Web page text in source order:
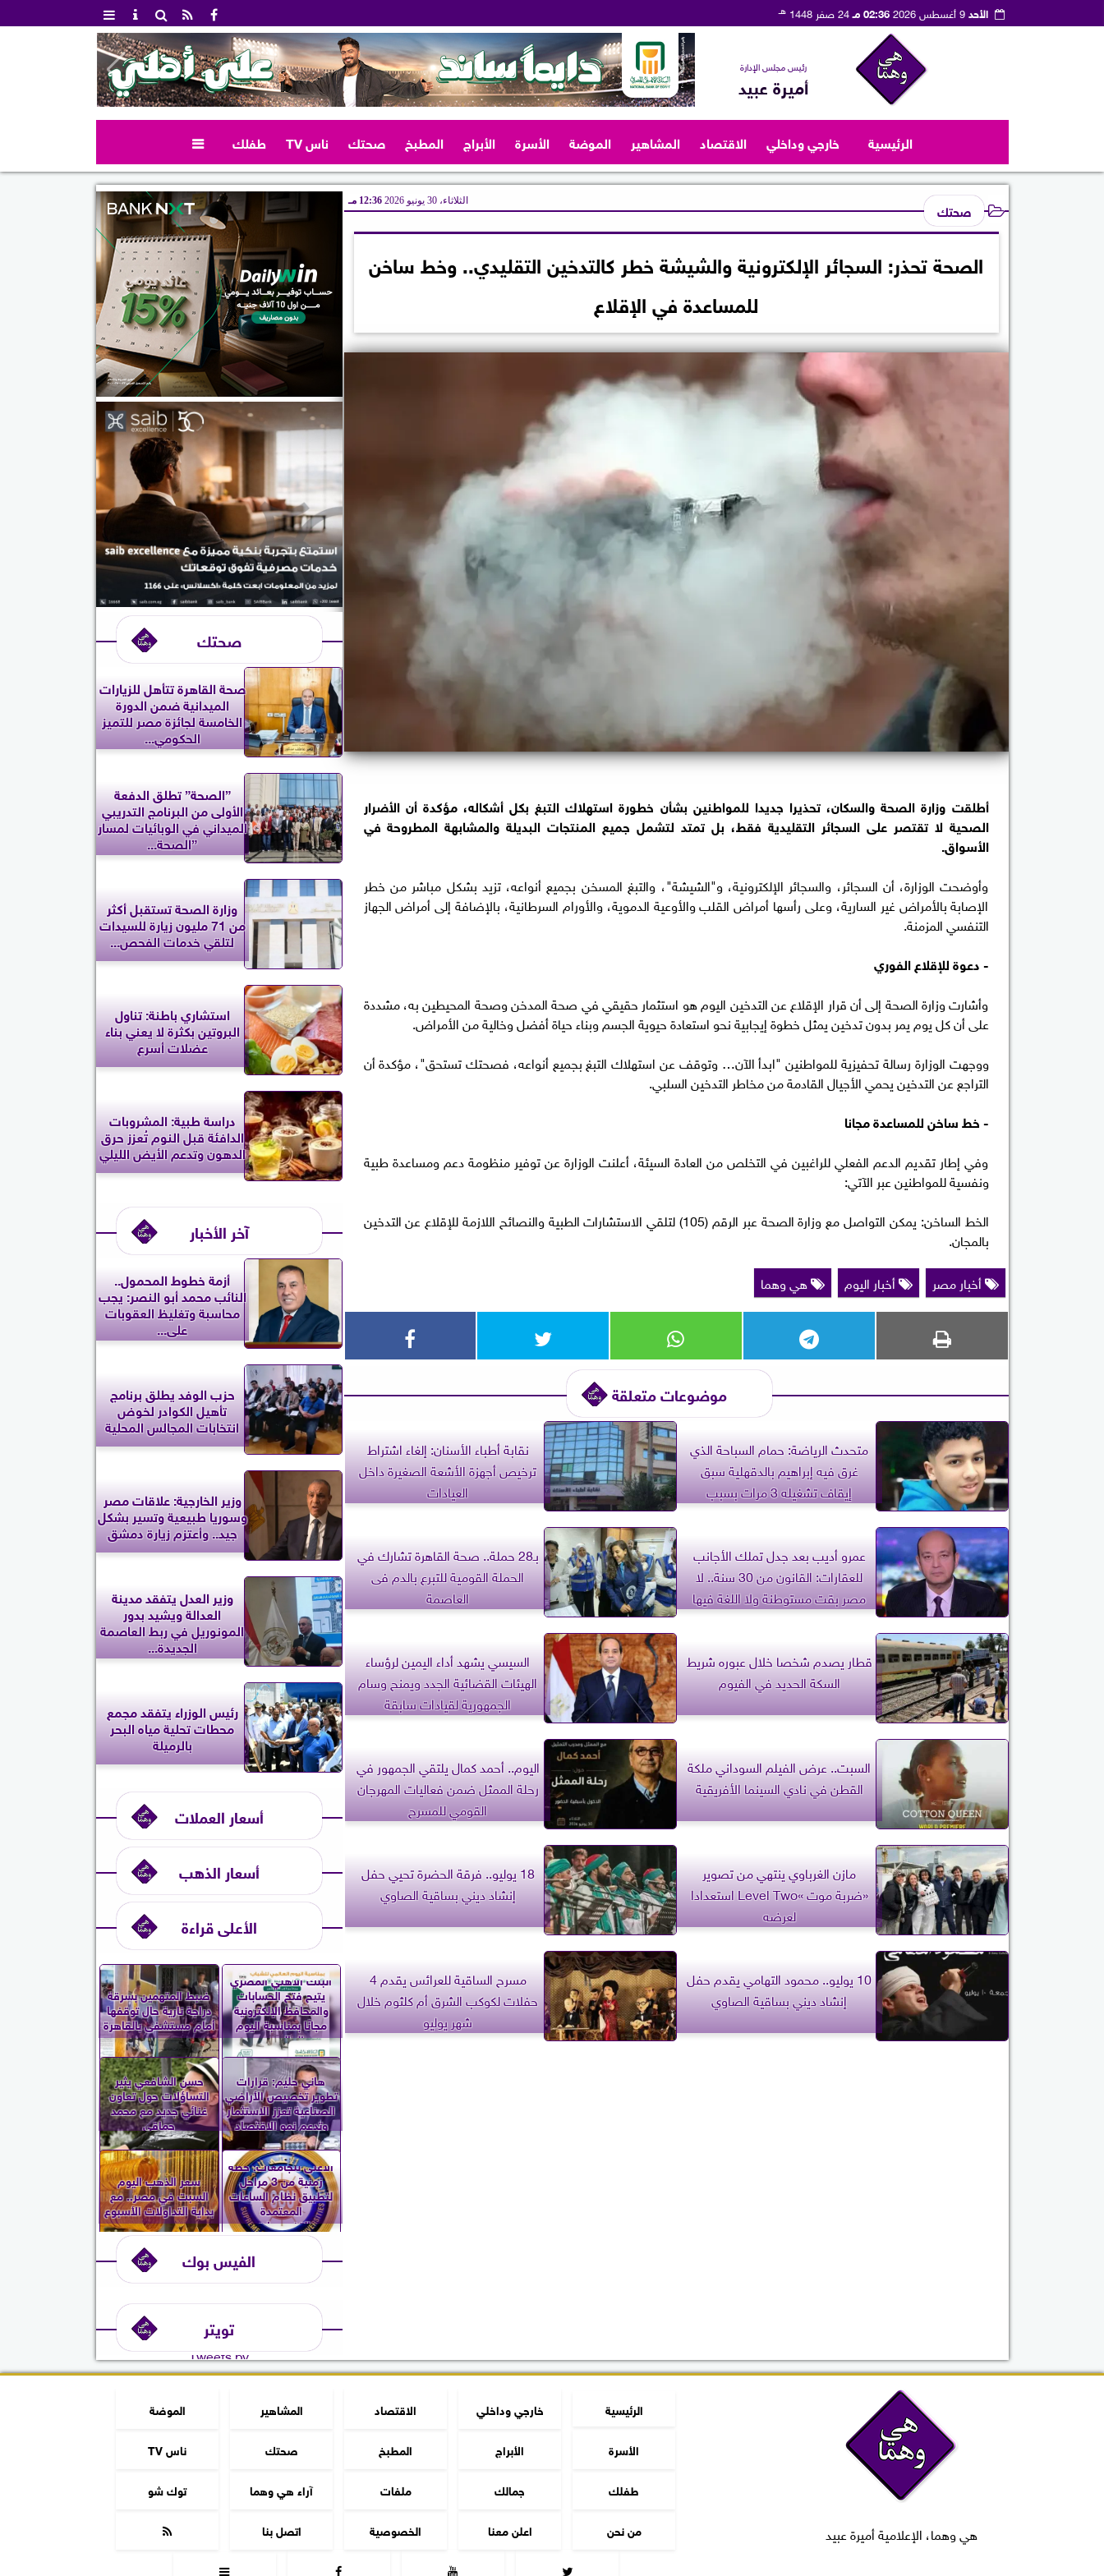
الأحد9 أغسطس 2026 02:36 مـ 24 صفر 1448 هـ
رئيس مجلس الإدارة
أميرة عبيد
الرئيسية خارجي وداخلي الاقتصاد المشاهير الموضة الأسرة الأبراج المطبخ صحتك ناس TV طفلك 
صحتك الثلاثاء، 30 يونيو 2026 12:36 مـ
الصحة تحذر: السجائر الإلكترونية والشيشة خطر كالتدخين التقليدي.. وخط ساخن
للمساعدة في الإقلاع
أطلقت وزارة الصحة والسكان، تحذيرا جديدا للمواطنين بشأن خطورة استهلاك التبغ بكل أشكاله، مؤكدة أن الأضرار
الصحية لا تقتصر على السجائر التقليدية فقط، بل تمتد لتشمل جميع المنتجات البديلة والمشابهة المطروحة في
الأسواق.
وأوضحت الوزارة، أن السجائر، والسجائر الإلكترونية، و"الشيشة"، والتبغ المسخن بجميع أنواعه، تزيد بشكل مباشر من خطر
الإصابة بالأمراض غير السارية، وعلى رأسها أمراض القلب والأوعية الدموية، والأورام السرطانية، بالإضافة إلى أمراض الجهاز
التنفسي المزمنة.
- دعوة للإقلاع الفوري
وأشارت وزارة الصحة إلى أن قرار الإقلاع عن التدخين اليوم هو استثمار حقيقي في صحة المدخن وصحة المحيطين به، مشددة
على أن كل يوم يمر بدون تدخين يمثل خطوة إيجابية نحو استعادة حيوية الجسم وبناء حياة أفضل وخالية من الأمراض.
ووجهت الوزارة رسالة تحفيزية للمواطنين "ابدأ الآن… وتوقف عن استهلاك التبغ بجميع أنواعه، فصحتك تستحق"، مؤكدة أن
التراجع عن التدخين يحمي الأجيال القادمة من مخاطر التدخين السلبي.
- خط ساخن للمساعدة مجانا
وفي إطار تقديم الدعم الفعلي للراغبين في التخلص من العادة السيئة، أعلنت الوزارة عن توفير منظومة دعم ومساعدة طبية
ونفسية للمواطنين عبر الآتي:
الخط الساخن: يمكن التواصل مع وزارة الصحة عبر الرقم (105) لتلقي الاستشارات الطبية والنصائح اللازمة للإقلاع عن التدخين
بالمجان.
أخبار مصر
أخبار اليوم هي وهما
موضوعات متعلقة
متحدث الرياضة: حمام السباحة الذي
غرق فيه إبراهيم بالدقهلية سبق
إيقاف تشغيله 3 مرات بسبب
نقابة أطباء الأسنان: إلغاء اشتراط
ترخيص أجهزة الأشعة الصغيرة داخل
العيادات
عمرو أديب بعد جدل تملك الأجانب
للعقارات: القانون من 30 سنة.. لا
مصر بقت مستوطنة ولا اللغة فيها
بـ28 حملة.. صحة القاهرة تشارك في
الحملة القومية للتبرع بالدم فى
العاصمة
قطار يصدم شخصا خلال عبوره شريط
السكة الحديد في الفيوم
السيسي يشهد أداء اليمين لرؤساء
الهيئات القضائية الجدد ويمنح وسام
الجمهورية لقيادات سابقة
السبت.. عرض الفيلم السوداني ملكة
القطن في نادي السينما الأفريقية
اليوم.. أحمد كمال يلتقي الجمهور في
رحلة الممثل ضمن فعاليات المهرجان
القومي للمسرح
مازن الغرباوي ينتهي من تصوير
«ضربة موت »Level Two استعدادا
لعرضه
18 يوليو.. فرقة الحضرة تحيي حفل
إنشاد ديني بساقية الصاوي
10 يوليو.. محمود التهامي يقدم حفل
إنشاد ديني بساقية الصاوي
مسرح الساقية للعرائس يقدم 4
حفلات لكوكب الشرق أم كلثوم خلال
شهر يوليو
صحتك
صحة القاهرة تتأهل للزيارات
الميدانية ضمن الدورة
الخامسة لجائزة مصر للتميز
الحكومي...
”الصحة” تطلق الدفعة
الأولى من البرنامج التدريبي
الميداني في الوبائيات لمسار
”الصحة...
وزارة الصحة تستقبل أكثر
من 71 مليون زيارة للسيدات
لتلقي خدمات الفحص...
استشاري باطنة: تناول
البروتين بكثرة لا يعني بناء
عضلات أسرع
دراسة طبية: المشروبات
الدافئة قبل النوم تُعزز حرق
الدهون وتدعم الأيض الليلي
آخر الأخبار
أزمة خطوط المحمول..
النائب محمد أبو النصر: يجب
محاسبة وتغليظ العقوبات
على...
حزب الوفد يطلق برنامج
تأهيل الكوادر لخوض
انتخابات المجالس المحلية
وزير الخارجية: علاقات مصر
وسوريا طبيعية وتسير بشكل
جيد.. وأعتزم زيارة دمشق
وزير العدل يتفقد مدينة
العدالة ويشيد بدور
المونوريل في ربط العاصمة
الجديدة...
رئيس الوزراء يتفقد مجمع
محطات تحلية مياه البحر
بالرميلة
أسعار العملات
أسعار الذهب
الأعلى قراءة
البنك الأهلي المصري
يتيح فتح الحسابات
والمحافظ الإلكترونية
مجانًا بمناسبة اليوم
العالمي...
ضبط المتهمين بسرقة
دراجة نارية حال توقفها
أمام مستشفى بالقاهرة
هاني حليم: قرارات
تطوير تخصيص الأراضي
الصناعية تعزز الاستثمار
وتدعم نمو الاقتصاد
حسن الشافعي يثير
التساؤلات حول تعاون
غنائي جديد مع محمد
حماقي
الأعلى للجامعات: خطة
زمنية من 3 مراحل
لتطبيق نظام الساعات
المعتمدة
والتخصصات...
سعر الذهب اليوم
السبت في مصر.. مع
بداية التداولات الأسبوع
الفيس بوك
تويتر
Tweets by
هي وهما، الإعلامية أميرة عبيد
الرئيسية خارجي وداخلي الاقتصاد المشاهير
الموضة
الأسرة
الأبراج المطبخ صحتك
ناس TV
طفلك
جمالك ملفات آراء هي وهما
توك شو
من نحن
اعلن معنا الخصوصية اتصل بنا




